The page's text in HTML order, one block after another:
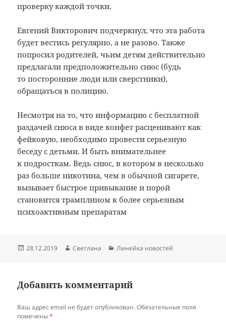
проверку каждой точки.
Евгений Викторович подчеркнул, что эта работа
будет вестись регулярно, а не разово. Также
попросил родителей, чьим детям действительно
предлагали предположительно снюс (будь
то посторонние люди или сверстники),
обращаться в полицию.
Несмотря на то, что информацию с бесплатной
раздачей снюса в виде конфет расценивают как
фейковую, необходимо провести серьезную
беседу с детьми. И быть внимательнее
к подросткам. Ведь снюс, в котором в несколько
раз больше никотина, чем в обычной сигарете,
вызывает быстрое привыкание и порой
становится трамплином к более серьезным
психоактивным препаратам
Опубликовано
28.12.2019 Автор
Светлана Рубрики
Линейка новостей
Добавить комментарий
Ваш адрес email не будет опубликован. Обязательные поля
помечены*